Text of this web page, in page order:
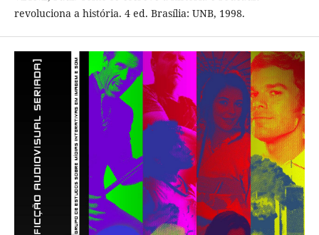
revoluciona a história. 4 ed. Brasília: UNB, 1998.